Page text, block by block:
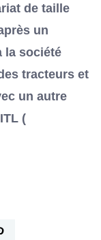
de taille
un
la société
tracteurs et
un autre
(